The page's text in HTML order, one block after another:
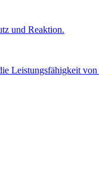
und Reaktion.
Leistungsfähigkeit von